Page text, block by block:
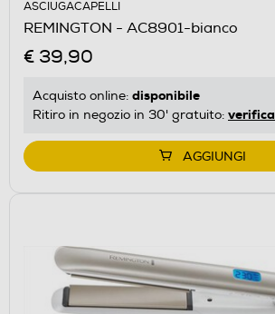
ASCIUGACAPELLI
REMINGTON - AC8901-bianco
€ 39,90
Acquisto online: disponibile
Ritiro in negozio in 30' gratuito: verifica
AGGIUNGI